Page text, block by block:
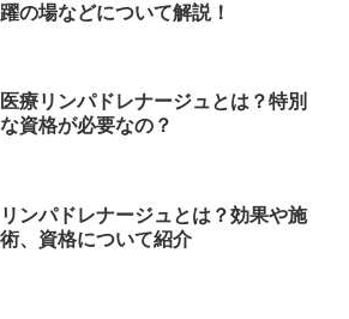
躍の場などについて解説！
医療リンパドレナージュとは？特別
な資格が必要なの？
リンパドレナージュとは？効果や施
術、資格について紹介